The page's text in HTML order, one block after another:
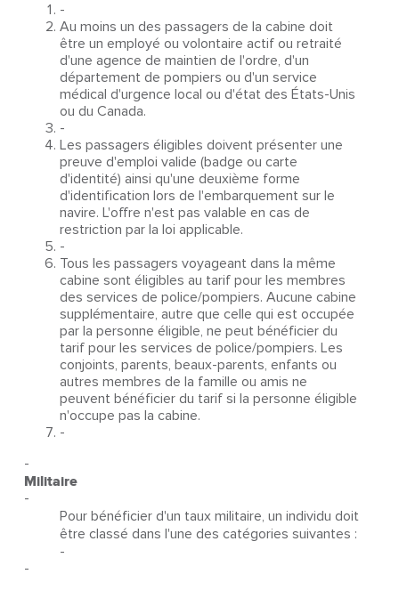
-
Au moins un des passagers de la cabine doit
être un employé ou volontaire actif ou retraité
d'une agence de maintien de l'ordre, d'un
département de pompiers ou d'un service
médical d'urgence local ou d'état des États-Unis
ou du Canada.
-
Les passagers éligibles doivent présenter une
preuve d'emploi valide (badge ou carte
d'identité) ainsi qu'une deuxième forme
d'identification lors de l'embarquement sur le
navire. L'offre n'est pas valable en cas de
restriction par la loi applicable.
-
Tous les passagers voyageant dans la même
cabine sont éligibles au tarif pour les membres
des services de police/pompiers. Aucune cabine
supplémentaire, autre que celle qui est occupée
par la personne éligible, ne peut bénéficier du
tarif pour les services de police/pompiers. Les
conjoints, parents, beaux-parents, enfants ou
autres membres de la famille ou amis ne
peuvent bénéficier du tarif si la personne éligible
n'occupe pas la cabine.
-
-
Militaire
-
Pour bénéficier d'un taux militaire, un individu doit
être classé dans l'une des catégories suivantes :
-
-